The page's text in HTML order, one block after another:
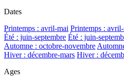
Dates
Printemps : avril-mai Printemps :
Été : juin-septembre Été : juin-
Automne : octobre-novembre
Hiver : décembre-mars Hiver :
Ages